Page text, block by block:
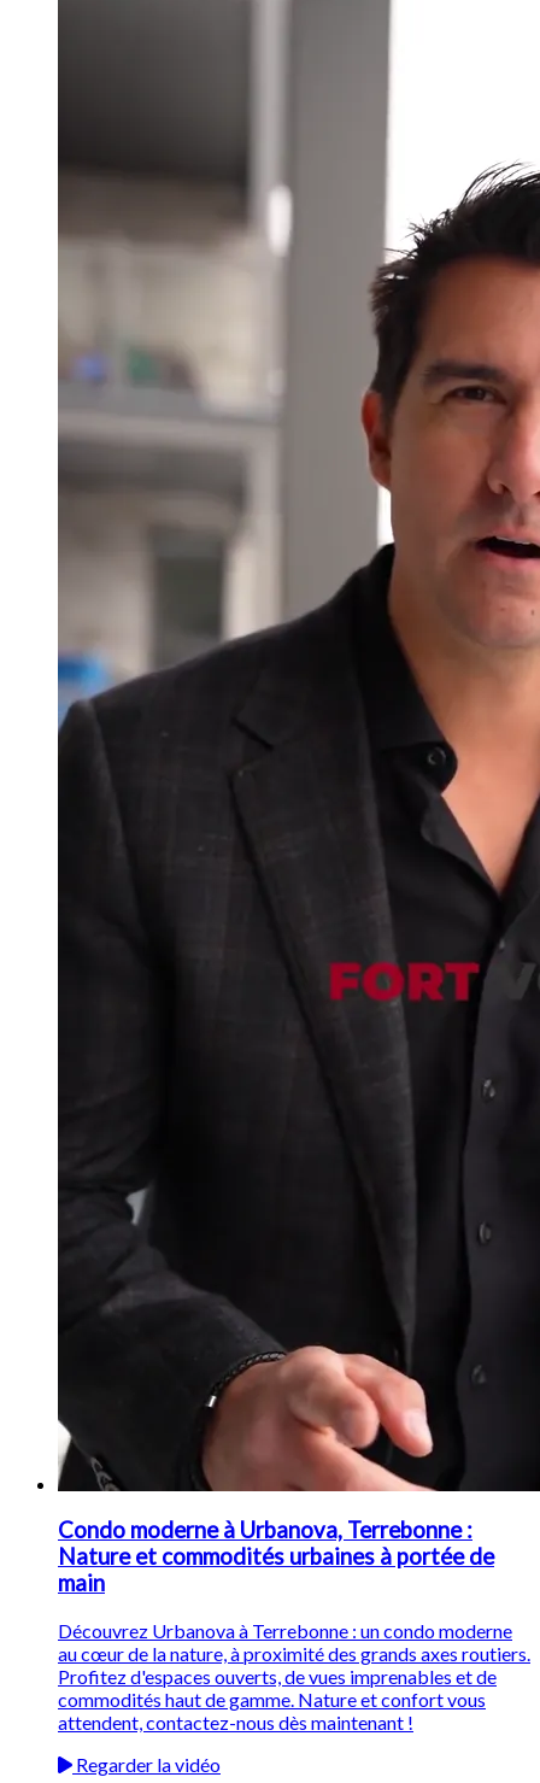
Condo moderne à Urbanova, Terrebonne :
Nature et commodités urbaines à portée de
main
Découvrez Urbanova à Terrebonne : un condo moderne
au cœur de la nature, à proximité des grands axes routiers.
Profitez d'espaces ouverts, de vues imprenables et de
commodités haut de gamme. Nature et confort vous
attendent, contactez-nous dès maintenant !
Regarder la vidéo